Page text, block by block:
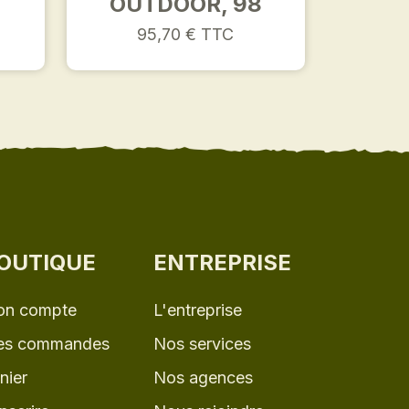
95,70 € TTC
compte
commandes
ENTREPRISE
L'entreprise
Nos services
Nos agences